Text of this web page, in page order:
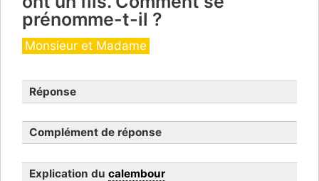
prénomme-t-il ?
Catégories
Monsieur et Madame
Réponse
Complément de réponse
Explication du calembour